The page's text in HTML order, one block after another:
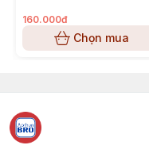
160.000đ
Chọn mua